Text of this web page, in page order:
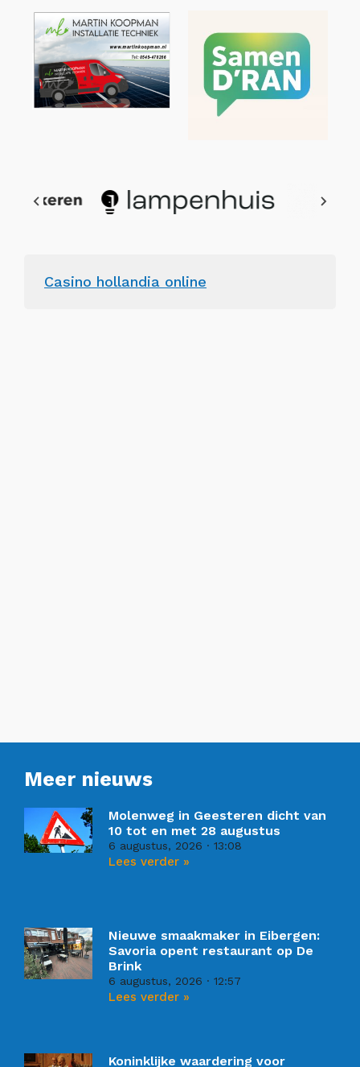
Casino hollandia online
Meer nieuws
Molenweg in Geesteren dicht van
10 tot en met 28 augustus
6 augustus, 2026 13:08
Lees verder »
Nieuwe smaakmaker in Eibergen:
Savoria opent restaurant op De
Brink
6 augustus, 2026 12:57
Lees verder »
Koninklijke waardering voor